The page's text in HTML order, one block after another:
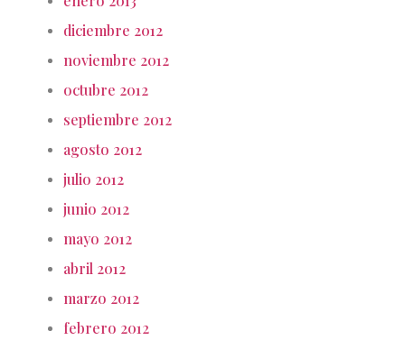
diciembre 2012
noviembre 2012
octubre 2012
septiembre 2012
agosto 2012
julio 2012
junio 2012
mayo 2012
abril 2012
marzo 2012
febrero 2012